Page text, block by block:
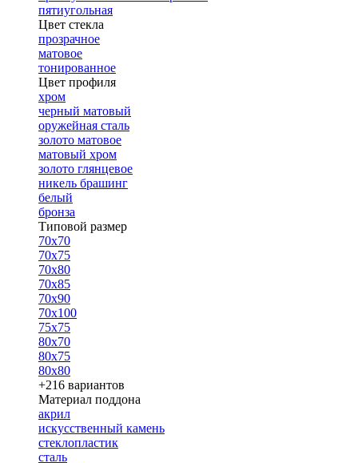
пятиугольная
Цвет стекла
прозрачное
матовое
тонированное
Цвет профиля
хром
черный матовый
оружейная сталь
золото матовое
матовый хром
золото глянцевое
никель брашинг
белый
бронза
Типовой размер
70х70
70х75
70х80
70х85
70х90
70х100
75х75
80х70
80х75
80х80
+216 вариантов
Материал поддона
акрил
искусственный камень
стеклопластик
сталь